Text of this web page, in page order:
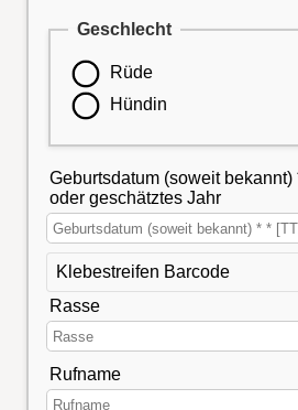
Geschlecht
Rüde
Hündin
Geburtsdatum (soweit bekannt)
oder geschätztes Jahr
Klebestreifen Barcode
Rasse
Rufname